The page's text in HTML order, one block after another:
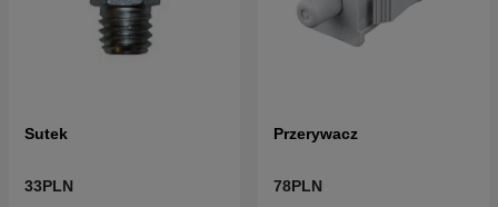
Sutek
33PLN
Przerywacz
78PLN